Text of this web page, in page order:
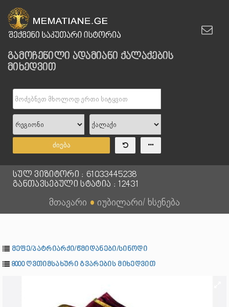
გამოჩენილი ადამიანი ქალაქების
მიხედვით
ძიება
სულ ვიზიტორი : 61033445238
განთავსებული სტატია : 12431
მთავარი ● იუბილარი/ ხსენება
მეფე/პატრიარქი/წმიდანები/სინოდი
8000 ღვთიმსახური გვარების მიხედვით